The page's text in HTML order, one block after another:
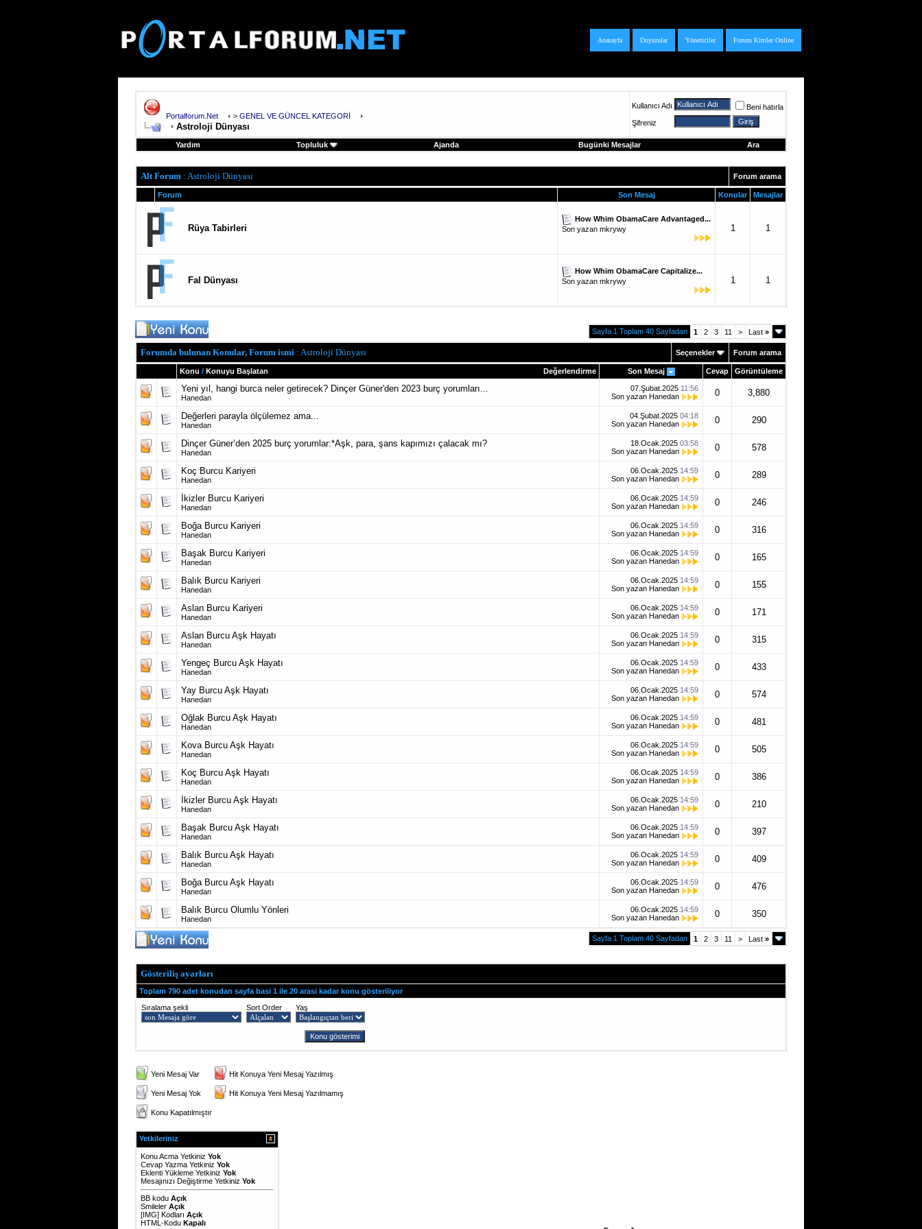
Forum Kimler Online
Yöneticiler
Duyurular
Anasayfa
Portalforum.Net > GENEL VE GÜNCEL KATEGORİ
Astroloji Dünyası
Kullanıcı Adı
Beni hatırla
Şifreniz
Yardım Topluluk Ajanda Bugünki Mesajlar Ara
Alt Forum : Astroloji Dünyası Forum arama
Forum Son Mesaj Konular Mesajlar
Rüya Tabirleri
How Whim ObamaCare Advantaged...
Son yazan mkrywy 1 1
Fal Dünyası
How Whim ObamaCare Capitalize...
Son yazan mkrywy 1 1
Sayfa 1 Toplam 40 Sayfadan 1 2 3 11 > Last »
Forumda bulunan Konular, Forum ismi : Astroloji Dünyası Seçenekler Forum arama
Değerlendirme
Konu / Konuyu Başlatan Son Mesaj Cevap Görüntüleme
Yeni yıl, hangi burca neler getirecek? Dinçer Güner'den 2023 burç yorumları...
Hanedan
07.Şubat.2025 11:56
Son yazan Hanedan 0 3,880
Değerleri parayla ölçülemez ama...
Hanedan
04.Şubat.2025 04:18
Son yazan Hanedan 0 290
Dinçer Güner’den 2025 burç yorumlar:*Aşk, para, şans kapımızı çalacak mı?
Hanedan
18.Ocak.2025 03:58
Son yazan Hanedan 0 578
Koç Burcu Kariyeri
Hanedan
06.Ocak.2025 14:59
Son yazan Hanedan 0 289
İkizler Burcu Kariyeri
Hanedan
06.Ocak.2025 14:59
Son yazan Hanedan 0 246
Boğa Burcu Kariyeri
Hanedan
06.Ocak.2025 14:59
Son yazan Hanedan 0 316
Başak Burcu Kariyeri
Hanedan
06.Ocak.2025 14:59
Son yazan Hanedan 0 165
Balık Burcu Kariyeri
Hanedan
06.Ocak.2025 14:59
Son yazan Hanedan 0 155
Aslan Burcu Kariyeri
Hanedan
06.Ocak.2025 14:59
Son yazan Hanedan 0 171
Aslan Burcu Aşk Hayatı
Hanedan
06.Ocak.2025 14:59
Son yazan Hanedan 0 315
Yengeç Burcu Aşk Hayatı
Hanedan
06.Ocak.2025 14:59
Son yazan Hanedan 0 433
Yay Burcu Aşk Hayatı
Hanedan
06.Ocak.2025 14:59
Son yazan Hanedan 0 574
Oğlak Burcu Aşk Hayatı
Hanedan
06.Ocak.2025 14:59
Son yazan Hanedan 0 481
Kova Burcu Aşk Hayatı
Hanedan
06.Ocak.2025 14:59
Son yazan Hanedan 0 505
Koç Burcu Aşk Hayatı
Hanedan
06.Ocak.2025 14:59
Son yazan Hanedan 0 386
İkizler Burcu Aşk Hayatı
Hanedan
06.Ocak.2025 14:59
Son yazan Hanedan 0 210
Başak Burcu Aşk Hayatı
Hanedan
06.Ocak.2025 14:59
Son yazan Hanedan 0 397
Balık Burcu Aşk Hayatı
Hanedan
06.Ocak.2025 14:59
Son yazan Hanedan 0 409
Boğa Burcu Aşk Hayatı
Hanedan
06.Ocak.2025 14:59
Son yazan Hanedan 0 476
Balık Burcu Olumlu Yönleri
Hanedan
06.Ocak.2025 14:59
Son yazan Hanedan 0 350
Sayfa 1 Toplam 40 Sayfadan 1 2 3 11 > Last »
Gösteriliş ayarları
Toplam 790 adet konudan sayfa basi 1 ile 20 arasi kadar konu gösteriliyor
Sıralama şekli
Sort Order Yaş
Yeni Mesaj Var Hit Konuya Yeni Mesaj Yazılmış
Yeni Mesaj Yok Hit Konuya Yeni Mesaj Yazılmamış
Konu Kapatılmıştır
Yetkileriniz
Konu Acma Yetkiniz Yok
Cevap Yazma Yetkiniz Yok
Eklenti Yükleme Yetkiniz Yok
Mesajınızı Değiştirme Yetkiniz Yok
BB kodu Açık
Smileler Açık
[IMG] Kodları Açık
HTML-Kodu Kapalı